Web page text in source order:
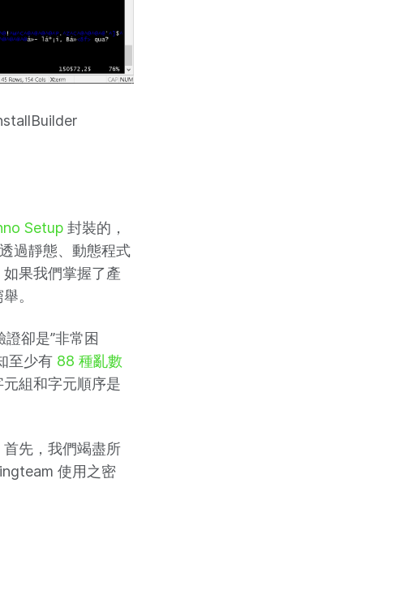
Setup 封裝的，
過靜態、動態程式
果我們掌握了產
。
卻是”非常困
至少有 88 種亂數
組和字元順序是
先，我們竭盡所
使用之密